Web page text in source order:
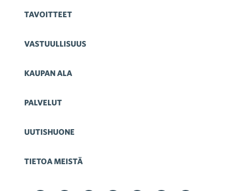
TAVOITTEET
VASTUULLISUUS
KAUPAN ALA
PALVELUT
UUTISHUONE
TIETOA MEISTÄ